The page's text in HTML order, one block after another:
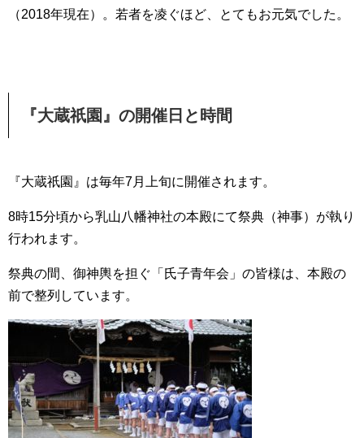
（2018年現在）。若者を凌ぐほど、とてもお元気でした。
『大蔵祇園』の開催日と時間
『大蔵祇園』は毎年7月上旬に開催されます。
8時15分頃から乳山八幡神社の本殿にて祭典（神事）が執り
行われます。
祭典の間、御神輿を担ぐ「氏子青年会」の皆様は、本殿の
前で整列しています。